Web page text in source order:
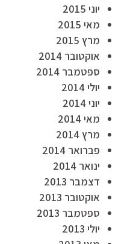
יוני 2015
מאי 2015
מרץ 2015
אוקטובר 2014
ספטמבר 2014
יולי 2014
יוני 2014
מאי 2014
מרץ 2014
פברואר 2014
ינואר 2014
דצמבר 2013
אוקטובר 2013
ספטמבר 2013
יולי 2013